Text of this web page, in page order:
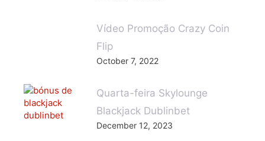
Vídeo Promoção Crazy Coin
Flip
October 7, 2022
Quarta-feira Skylounge
Blackjack Dublinbet
December 12, 2023